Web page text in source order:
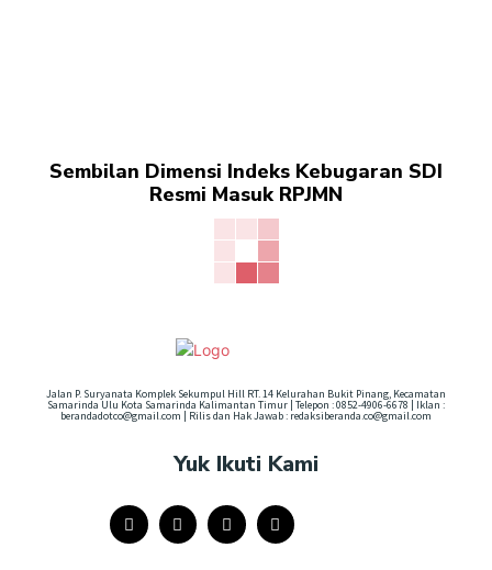
Sembilan Dimensi Indeks Kebugaran SDI
Resmi Masuk RPJMN
Jalan P. Suryanata Komplek Sekumpul Hill RT. 14 Kelurahan Bukit Pinang, Kecamatan
Samarinda Ulu Kota Samarinda Kalimantan Timur | Telepon : 0852-4906-6678 | Iklan :
berandadotco@gmail.com | Rilis dan Hak Jawab : redaksiberanda.co@gmail.com
Yuk Ikuti Kami